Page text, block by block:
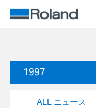
1997
ALL ニュース